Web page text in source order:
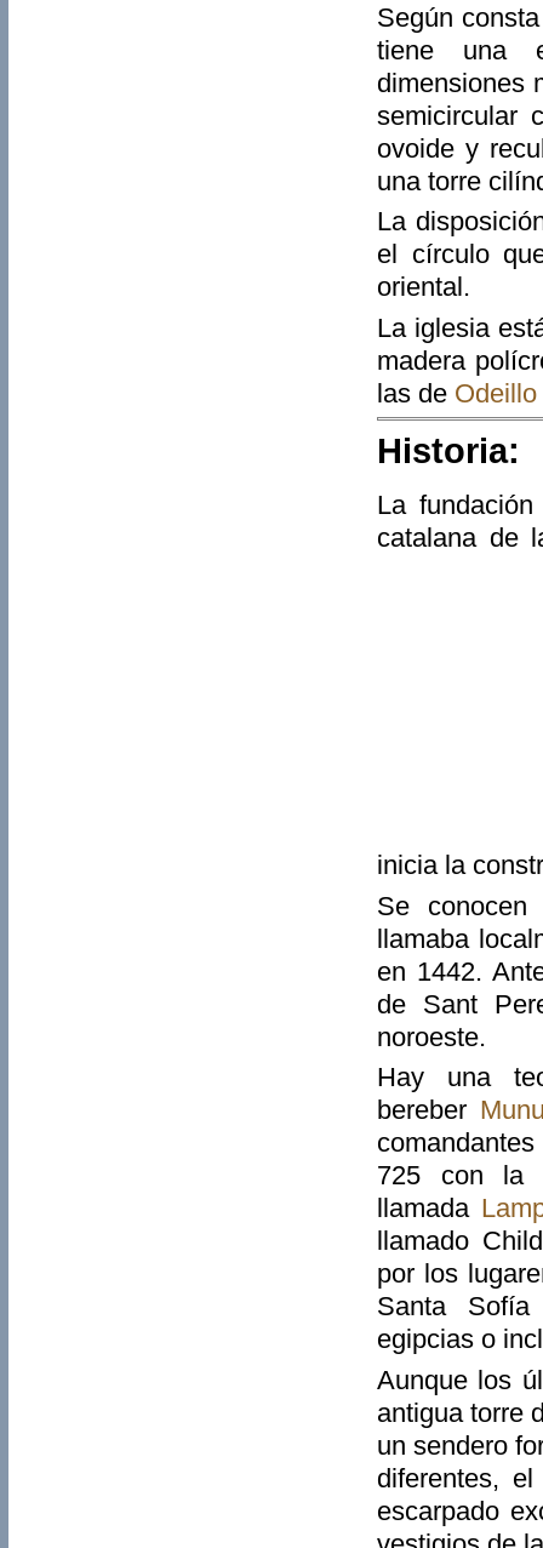
Según
tiene una
dimensiones
semicircular
ovoide y
una torre
La
el círculo
oriental.
La iglesia
madera
las de Odeillo
Historia:
La
catalana de
inicia la
Se
llamaba
en 1442.
de Sant
noroeste.
Hay una
bereber
725 con la
llamada
llamado
por los
Santa Sofía
egipcias o
Aunque los
antigua torre
un sendero
diferentes,
escarpado